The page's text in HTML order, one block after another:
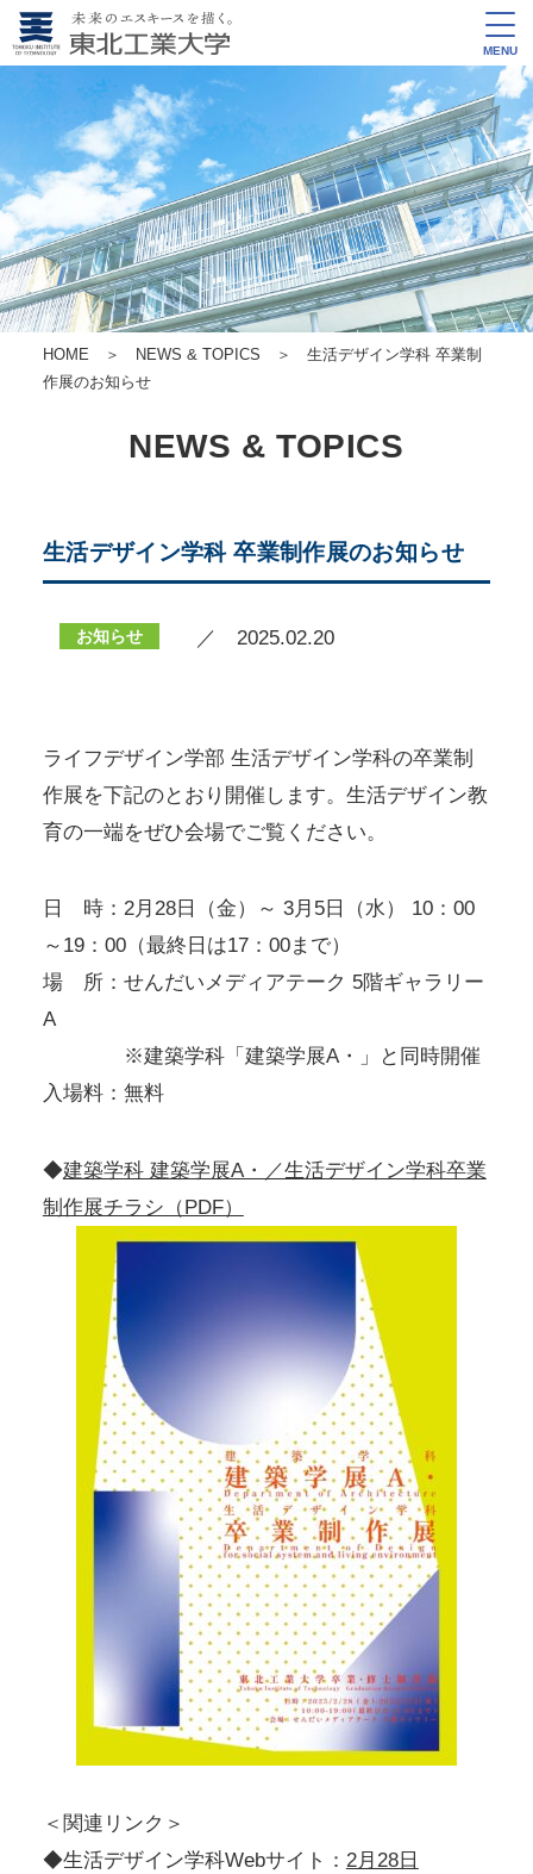
MENU
HOME ＞ NEWS & TOPICS ＞ 生活デザイン学科 卒業制
作展のお知らせ
NEWS & TOPICS
生活デザイン学科 卒業制作展のお知らせ
お知らせ ／ 2025.02.20
ライフデザイン学部 生活デザイン学科の卒業制
作展を下記のとおり開催します。生活デザイン教
育の一端をぜひ会場でご覧ください。
日 時：2月28日（金）～ 3月5日（水） 10：00
～19：00（最終日は17：00まで）
場 所：せんだいメディアテーク 5階ギャラリー
A
※建築学科「建築学展A・」と同時開催
入場料：無料
◆建築学科 建築学展A・／生活デザイン学科卒業
制作展チラシ（PDF）
＜関連リンク＞
◆生活デザイン学科Webサイト： 2月28日